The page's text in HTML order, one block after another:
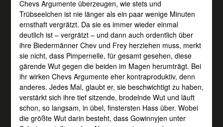
Chevs Argumente überzeugen, wie stets und
Trübseelchen ist nie länger als ein paar wenige Minuten
ernsthaft vergrätzt. Da sie es immer wieder einmal
deutlich ist – vergrätzt – und dann auch ordentlich über
ihre Biedermänner Chev und Frey herziehen muss, merkt
sie nicht, dass Pimpernelle, für gesamt gesehen, diese
gärende Wut gegen die beiden im Magen herumträgt. Bei
ihr wirken Chevs Argumente eher kontraproduktiv, denn
anderes. Jedes Mal, glaubt er, sie beschwichtigt zu haben,
verstärkt sich ihre tief sitzende, brodelnde Wut und läuft
schon, so langsam, in übel, finstersten Hass über. Wobei
die größte Wut darin besteht, dass Gowinnyjen unter